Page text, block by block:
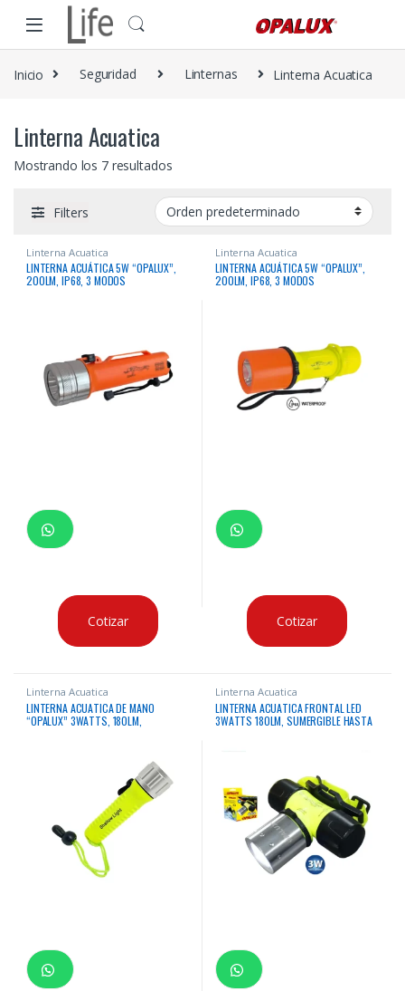
Skip to navigation
Skip to content
Inicio Seguridad Linternas Linterna Acuatica
Linterna Acuatica
Mostrando los 7 resultados
Filters
Linterna Acuatica
LINTERNA ACUÁTICA 5W “OPALUX”,
200LM, IP68, 3 MODOS
Cotizar
Linterna Acuatica
LINTERNA ACUÁTICA 5W “OPALUX”,
200LM, IP68, 3 MODOS
Cotizar
Linterna Acuatica
LINTERNA ACUATICA DE MANO
“OPALUX” 3WATTS, 180LM,
Linterna Acuatica
LINTERNA ACUATICA FRONTAL LED
3WATTS 180LM, SUMERGIBLE HASTA